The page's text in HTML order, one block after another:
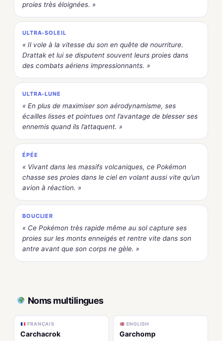
proies très éloignées. »
ULTRA-SOLEIL
« Il vole à la vitesse du son en quête de nourriture.
Drattak et lui se disputent souvent leurs proies dans
des combats aériens impressionnants. »
ULTRA-LUNE
« En plus de maximiser son aérodynamisme, ses
écailles lisses et pointues ont l’avantage de blesser ses
ennemis quand ils l’attaquent. »
ÉPÉE
« Vivant dans les massifs volcaniques, ce Pokémon
chasse ses proies dans le ciel en volant aussi vite qu’un
avion à réaction. »
BOUCLIER
« Ce Pokémon très rapide même au sol capture ses
proies sur les monts enneigés et rentre vite dans son
antre avant que son corps ne gèle. »
Noms multilingues
FRANÇAIS
Carchacrok
ENGLISH
Garchomp